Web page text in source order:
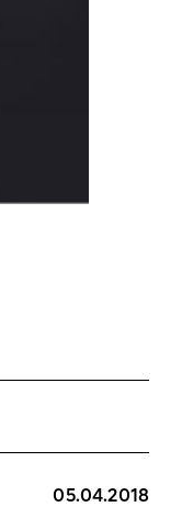
05.04.2018